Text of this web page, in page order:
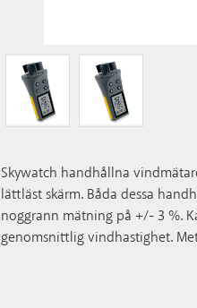
Skywatch handhållna
lättläst skärm. Båda dessa
noggrann mätning på +/- 3 %.
genomsnittlig vindhastighet.